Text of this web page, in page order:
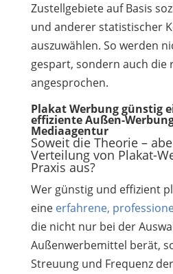
Zustellgebiete auf Basis
und anderer statistischer
auszuwählen. So werden
gespart, sondern auch die
angesprochen.
Plakat Werbung günstig
effiziente Außen-
Mediaagentur
Soweit die Theorie –
Verteilung von Plakat-
Praxis aus?
Wer günstig und effizient
eine erfahrene,
die nicht nur bei der
Außenwerbemittel berät,
Streuung und Frequenz